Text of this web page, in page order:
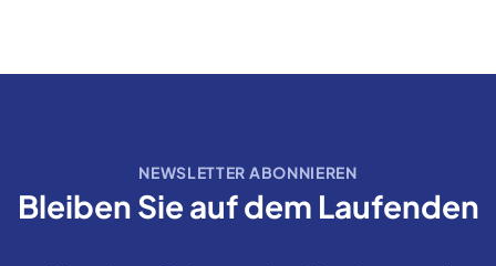
NEWSLETTER ABONNIEREN
Bleiben Sie auf dem Laufenden